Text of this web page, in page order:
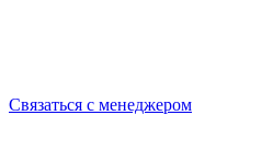
Связаться с менеджером